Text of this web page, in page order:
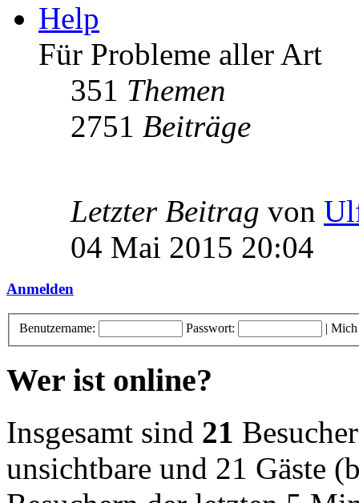
Help
Für Probleme aller Art
351 Themen
2751 Beiträge
Letzter Beitrag von
04 Mai 2015 20:04
Anmelden
Benutzername: Passwort: | Mich
Wer ist online?
Insgesamt sind 21
unsichtbare und 21 Gäste